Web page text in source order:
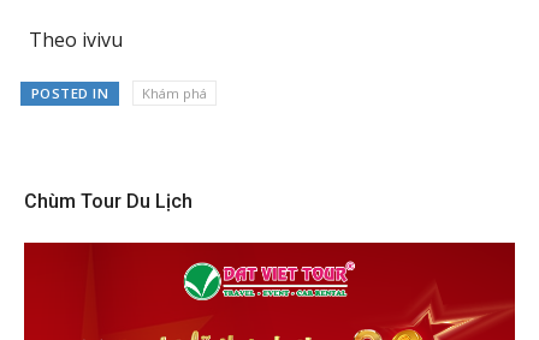
Theo ivivu
POSTED IN Khám phá
Chùm Tour Du Lịch